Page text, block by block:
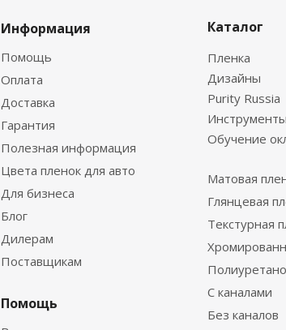
Информация
Помощь
Оплата
Доставка
Гарантия
Полезная информация
Цвета пленок для авто
Для бизнеса
Блог
Дилерам
Поставщикам
Помощь
Каталог
Пленка
Дизайны
Purity Russia
Инструменты
Обучение
Матовая
Глянцевая
Текстурная
С каналами
Без каналов